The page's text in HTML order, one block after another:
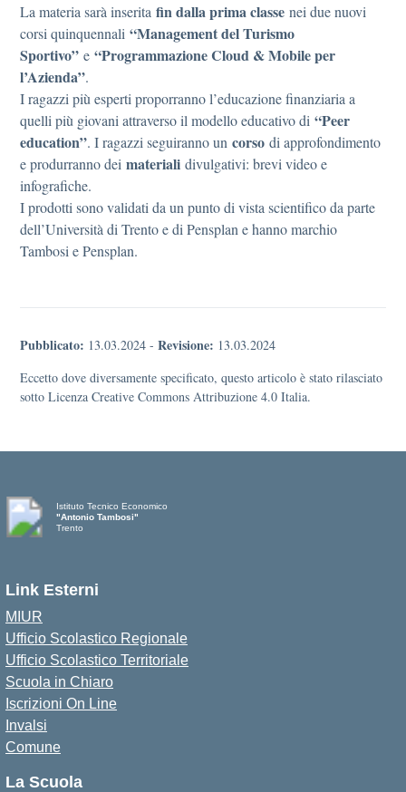
La materia sarà inserita fin dalla prima classe nei due nuovi
corsi quinquennali “Management del Turismo
Sportivo” e “Programmazione Cloud & Mobile per
l’Azienda”.
I ragazzi più esperti proporranno l’educazione finanziaria a
quelli più giovani attraverso il modello educativo di “Peer
education”. I ragazzi seguiranno un corso di approfondimento
e produrranno dei materiali divulgativi: brevi video e
infografiche.
I prodotti sono validati da un punto di vista scientifico da parte
dell’Università di Trento e di Pensplan e hanno marchio
Tambosi e Pensplan.
Pubblicato: 13.03.2024 - Revisione: 13.03.2024
Eccetto dove diversamente specificato, questo articolo è stato rilasciato
sotto Licenza Creative Commons Attribuzione 4.0 Italia.
Istituto Tecnico Economico
"Antonio Tambosi"
Trento
Link Esterni
MIUR
Ufficio Scolastico Regionale
Ufficio Scolastico Territoriale
Scuola in Chiaro
Iscrizioni On Line
Invalsi
Comune
La Scuola